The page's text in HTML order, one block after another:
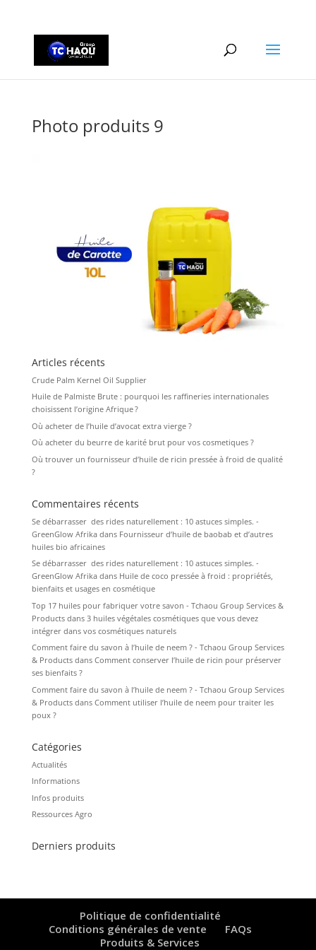
Photo produits 9
Articles récents
Crude Palm Kernel Oil Supplier
Huile de Palmiste Brute : pourquoi les raffineries internationales
choisissent l’origine Afrique ?
Où acheter de l’huile d’avocat extra vierge ?
Où acheter du beurre de karité brut pour vos cosmetiques ?
Où trouver un fournisseur d’huile de ricin pressée à froid de qualité
?
Commentaires récents
Se débarrasser des rides naturellement : 10 astuces simples. -
GreenGlow Afrikadans Fournisseur d’huile de baobab et d’autres
huiles bio africaines
Se débarrasser des rides naturellement : 10 astuces simples. -
GreenGlow Afrikadans Huile de coco pressée à froid : propriétés,
bienfaits et usages en cosmétique
Top 17 huiles pour fabriquer votre savon - Tchaou Group Services &
Productsdans 3 huiles végétales cosmétiques que vous devez
intégrer dans vos cosmétiques naturels
Comment faire du savon à l’huile de neem ? - Tchaou Group Services
& Productsdans Comment conserver l’huile de ricin pour préserver
ses bienfaits ?
Comment faire du savon à l’huile de neem ? - Tchaou Group Services
& Productsdans Comment utiliser l’huile de neem pour traiter les
poux ?
Catégories
Actualités
Informations
Infos produits
Ressources Agro
Derniers produits
Politique de confidentialité
Conditions générales de vente
FAQs
Produits & Services